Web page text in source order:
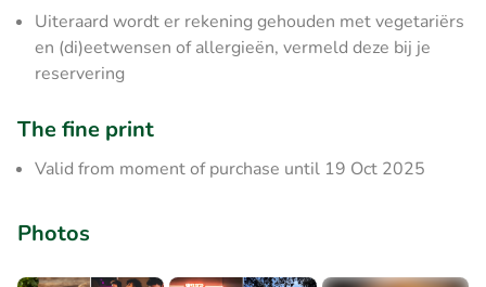
Uiteraard wordt er rekening gehouden met vegetariërs
en (di)eetwensen of allergieën, vermeld deze bij je
reservering
The fine print
Valid from moment of purchase until 19 Oct 2025
Photos